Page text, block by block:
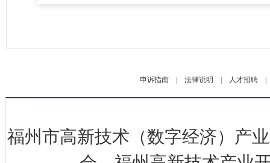
申诉指南 法律说明 人才招聘
福州市高新技术（数字经济）产